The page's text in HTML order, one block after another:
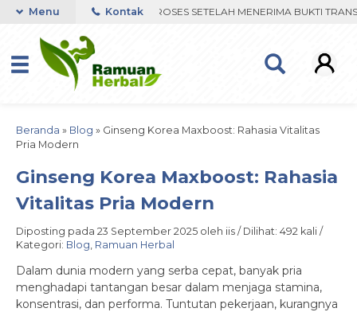
PENGIRIMAN DIPROSES SETELAH MENERIMA BUKTI
Menu Kontak
Beranda » Blog » Ginseng Korea Maxboost: Rahasia Vitalitas
Pria Modern
Ginseng Korea Maxboost: Rahasia
Vitalitas Pria Modern
Diposting pada 23 September 2025 oleh iis / Dilihat: 492 kali /
Kategori: Blog, Ramuan Herbal
Dalam dunia modern yang serba cepat, banyak pria
menghadapi tantangan besar dalam menjaga stamina,
konsentrasi, dan performa. Tuntutan pekerjaan, kurangnya